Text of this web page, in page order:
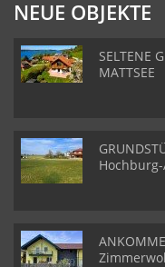
NEUE OBJEKTE
SELTENE
MATTSEE